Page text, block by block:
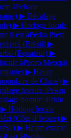
àPebane
▶ Décalage
▶ Horloge locale
il est àPedra Preta
(Brésil) ▶
(Équateur) ▶
àPedro Meoqui
▶ Heure
de Chine) ▶
horaire :Pekan
horaire :Pekin
▶ Horloge locale
(Côte d’Ivoire) ▶
▶ Heure exacte